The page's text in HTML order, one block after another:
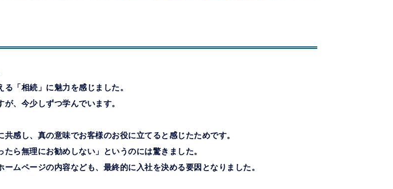
「相続」に魅力を感じました。
、今少しずつ学んでいます。
感し、真の意味でお客様のお役に立てると感じたためです。
ら無理にお勧めしない」というのには驚きました。
ムページの内容なども、最終的に入社を決める要因となりました。